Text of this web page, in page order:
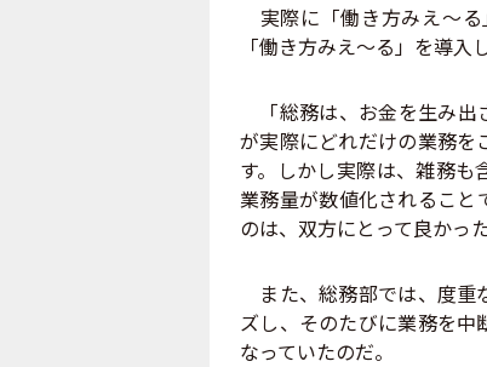
実際に「働き方みえ～る
「働き方みえ～る」を導入
「総務は、お金を生み出
が実際にどれだけの業務を
す。しかし実際は、雑務
業務量が数値化されるこ
のは、双方にとって良かっ
また、総務部では、度重
ズし、そのたびに業務を
なっていたのだ。